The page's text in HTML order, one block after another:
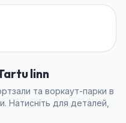
linn
та воркаут-парки в
Натисніть для деталей,